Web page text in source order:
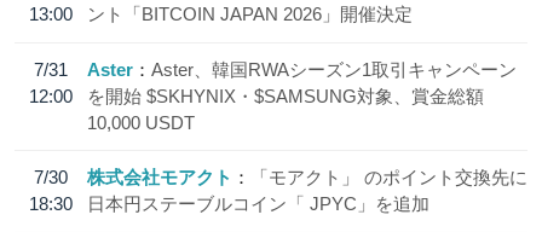
13:00
ント「BITCOIN JAPAN 2026」開催決定
7/31
12:00
Aster
Aster、韓国RWAシーズン1取引キャンペーン
を開始 $SKHYNIX・$SAMSUNG対象、賞金総額
10,000 USDT
7/30
18:30
株式会社モアクト
「モアクト」 のポイント交換先に
日本円ステーブルコイン「 JPYC」を追加